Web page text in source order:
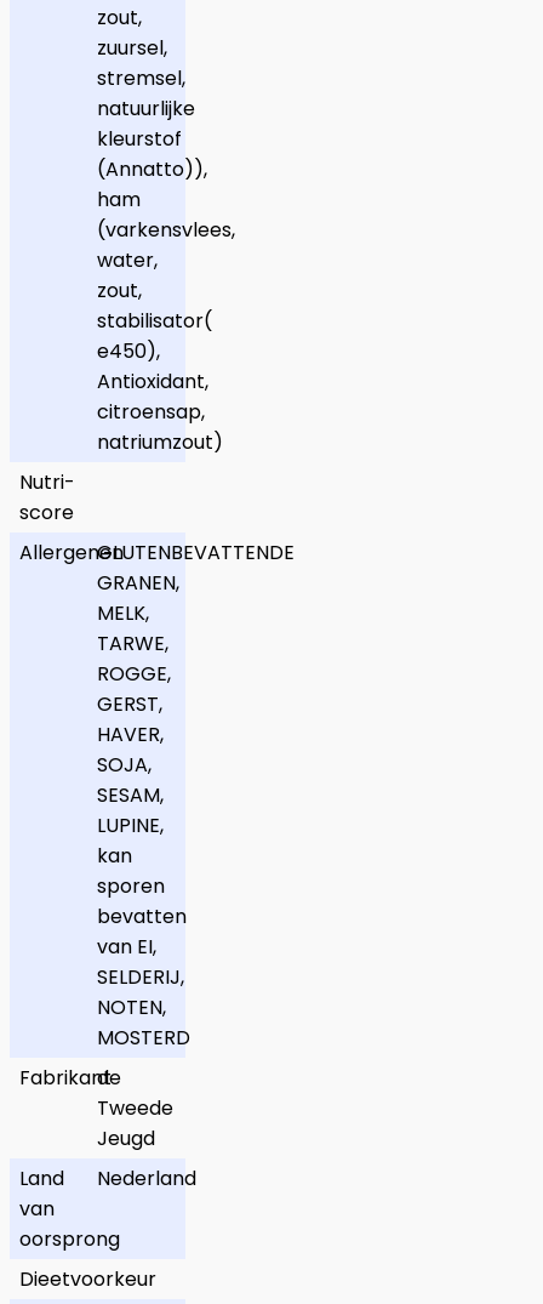
zout,
zuursel,
stremsel,
natuurlijke
kleurstof
(Annatto)),
ham
(varkensvlees,
water,
zout,
stabilisator(
e450),
Antioxidant,
citroensap,
natriumzout)
Nutri-
score
AllergenenGLUTENBEVATTENDE
GRANEN,
MELK,
TARWE,
ROGGE,
GERST,
HAVER,
SOJA,
SESAM,
LUPINE,
kan
sporen
bevatten
van EI,
SELDERIJ,
NOTEN,
MOSTERD
Fabrikantde
Tweede
Jeugd
Land
van
oorsprong
Nederland
Dieetvoorkeur